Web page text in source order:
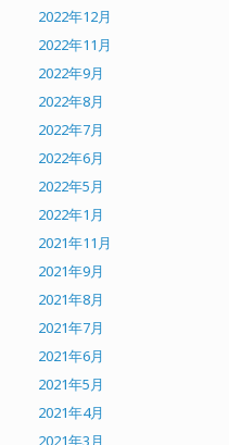
2022年12月
2022年11月
2022年9月
2022年8月
2022年7月
2022年6月
2022年5月
2022年1月
2021年11月
2021年9月
2021年8月
2021年7月
2021年6月
2021年5月
2021年4月
2021年3月